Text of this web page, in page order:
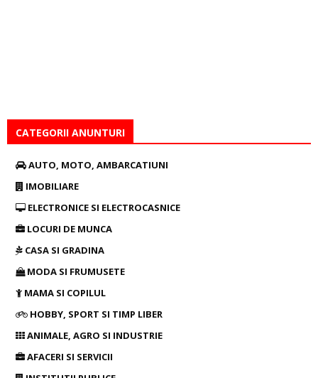
CATEGORII ANUNTURI
AUTO, MOTO, AMBARCATIUNI
IMOBILIARE
ELECTRONICE SI ELECTROCASNICE
LOCURI DE MUNCA
CASA SI GRADINA
MODA SI FRUMUSETE
MAMA SI COPILUL
HOBBY, SPORT SI TIMP LIBER
ANIMALE, AGRO SI INDUSTRIE
AFACERI SI SERVICII